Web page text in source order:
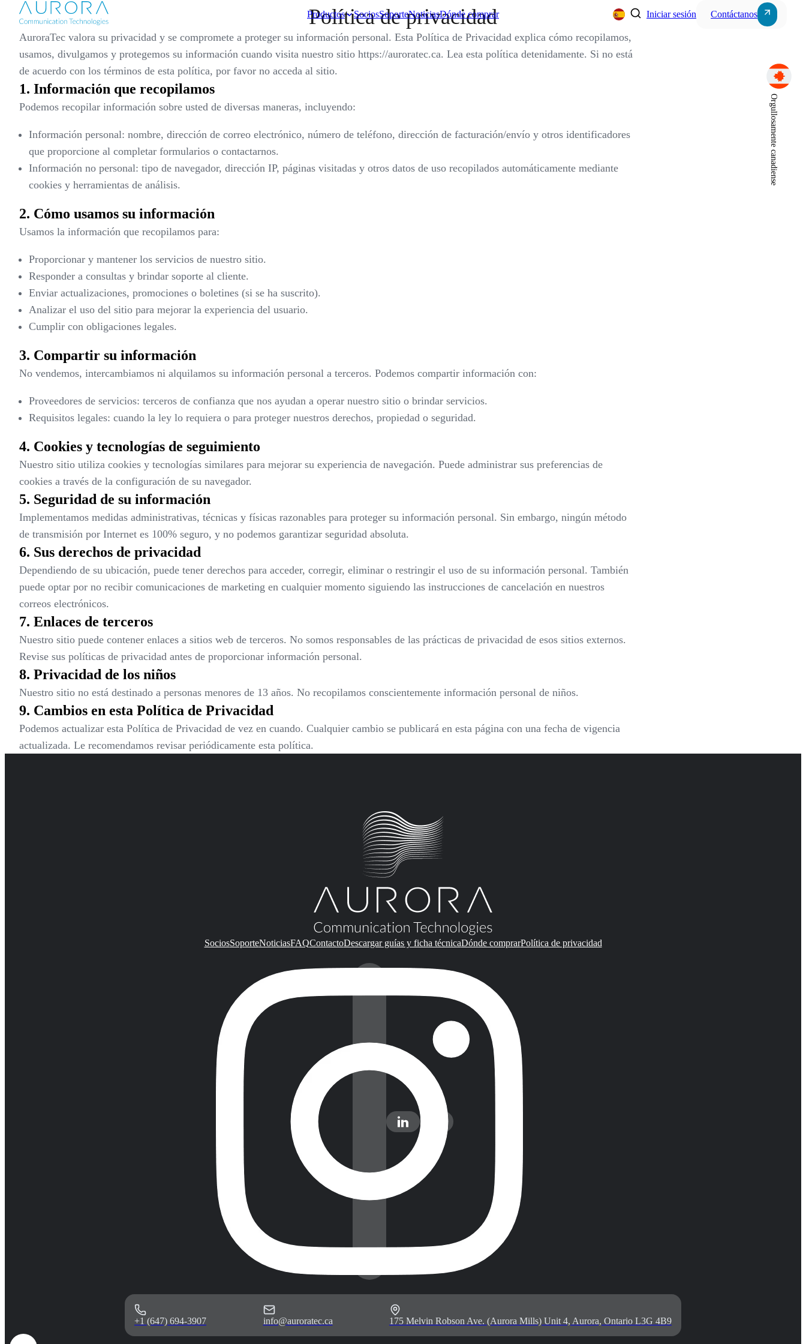
Server, Storage &
Network Audio Intercom Systems
Productos SociosSoporteNoticiasDónde comprar Iniciar sesión Contáctanos
Orgullosamente canadiense
Política de privacidad
AuroraTec valora su privacidad y se compromete a proteger su información personal. Esta Política de Privacidad explica cómo recopilamos,
usamos, divulgamos y protegemos su información cuando visita nuestro sitio https://auroratec.ca. Lea esta política detenidamente. Si no está
de acuerdo con los términos de esta política, por favor no acceda al sitio.
1. Información que recopilamos
Podemos recopilar información sobre usted de diversas maneras, incluyendo:
Información personal: nombre, dirección de correo electrónico, número de teléfono, dirección de facturación/envío y otros identificadores
que proporcione al completar formularios o contactarnos.
Información no personal: tipo de navegador, dirección IP, páginas visitadas y otros datos de uso recopilados automáticamente mediante
cookies y herramientas de análisis.
2. Cómo usamos su información
Usamos la información que recopilamos para:
Proporcionar y mantener los servicios de nuestro sitio.
Responder a consultas y brindar soporte al cliente.
Enviar actualizaciones, promociones o boletines (si se ha suscrito).
Analizar el uso del sitio para mejorar la experiencia del usuario.
Cumplir con obligaciones legales.
3. Compartir su información
No vendemos, intercambiamos ni alquilamos su información personal a terceros. Podemos compartir información con:
Proveedores de servicios: terceros de confianza que nos ayudan a operar nuestro sitio o brindar servicios.
Requisitos legales: cuando la ley lo requiera o para proteger nuestros derechos, propiedad o seguridad.
4. Cookies y tecnologías de seguimiento
Nuestro sitio utiliza cookies y tecnologías similares para mejorar su experiencia de navegación. Puede administrar sus preferencias de
cookies a través de la configuración de su navegador.
5. Seguridad de su información
Implementamos medidas administrativas, técnicas y físicas razonables para proteger su información personal. Sin embargo, ningún método
de transmisión por Internet es 100% seguro, y no podemos garantizar seguridad absoluta.
6. Sus derechos de privacidad
Dependiendo de su ubicación, puede tener derechos para acceder, corregir, eliminar o restringir el uso de su información personal. También
puede optar por no recibir comunicaciones de marketing en cualquier momento siguiendo las instrucciones de cancelación en nuestros
correos electrónicos.
7. Enlaces de terceros
Nuestro sitio puede contener enlaces a sitios web de terceros. No somos responsables de las prácticas de privacidad de esos sitios externos.
Revise sus políticas de privacidad antes de proporcionar información personal.
8. Privacidad de los niños
Nuestro sitio no está destinado a personas menores de 13 años. No recopilamos conscientemente información personal de niños.
9. Cambios en esta Política de Privacidad
Podemos actualizar esta Política de Privacidad de vez en cuando. Cualquier cambio se publicará en esta página con una fecha de vigencia
actualizada. Le recomendamos revisar periódicamente esta política.
SociosSoporteNoticiasFAQContactoDescargar guías y ficha técnicaDónde comprarPolítica de privacidad
+1 (647) 694-3907 info@auroratec.ca 175 Melvin Robson Ave. (Aurora Mills) Unit 4, Aurora, Ontario L3G 4B9